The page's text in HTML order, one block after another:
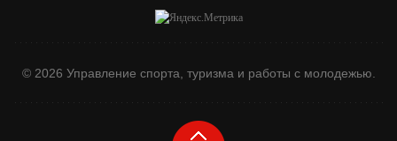
© 2026 Управление спорта, туризма и работы с молодежью.